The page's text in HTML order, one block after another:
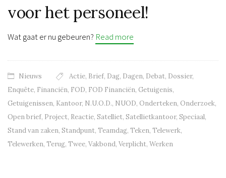
voor het personeel!
Wat gaat er nu gebeuren? Read more
Nieuws Actie, Brief, Dag, Dagen, Debat, Dossier,
Enquête, Financiën, FOD, FOD Financiën, Getuigenis,
Getuigenissen, Kantoor, N.U.O.D., NUOD, Onderteken, Onderzoek,
Open brief, Project, Reactie, Satelliet, Satellietkantoor, Speciaal,
Stand van zaken, Standpunt, Teamdag, Teken, Telewerk,
Telewerken, Terug, Twee, Vakbond, Verplicht, Werken